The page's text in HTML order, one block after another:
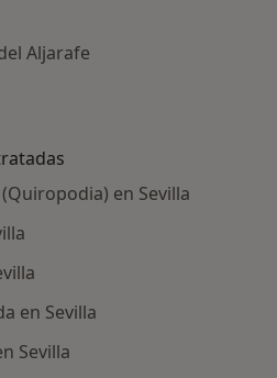
Aljarafe
en Sevilla
en Sevilla
Sevilla